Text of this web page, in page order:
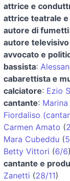
attrice e
attrice teatrale
autore di fumetti:
autore
avvocato e
bassista:
cabarettista e
calciatore: Ezio
cantante:
Fiordaliso
Carmen Amato (
Mara Cubeddu (
Betty Vittori (6/6)
cantante e
Zanetti (28/11)